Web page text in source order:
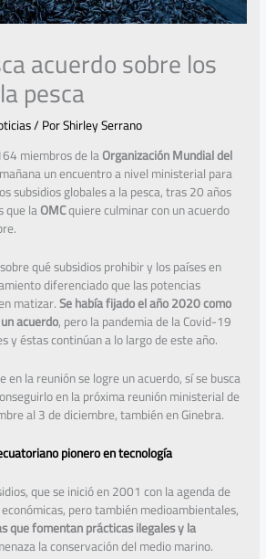
acuerdo sobre los
pesca
/ PorShirley Serrano
miembros de laOrganización Mundial del
un encuentro a nivel ministerial para
subsidios globales a la pesca, tras 20 años
que laOMCquiere culminar con un acuerdo
qué subsidios prohibir y los países en
diferenciado que las potencias
matizar.Se había fijado el año 2020 como
acuerdo, pero la pandemia de la Covid-19
y éstas continúan a lo largo de este año.
en la reunión se logre un acuerdo, sí se busca
en la próxima reunión ministerial de
al 3 de diciembre, también en Ginebra.
pionero en tecnología
que se inició en 2001 con la agenda de
pero también medioambientales,
que fomentan prácticas ilegales y la
la conservación del medio marino.